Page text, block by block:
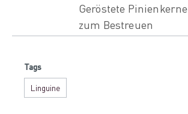
Geröstete Pinienkerne
zum Bestreuen
Tags
Linguine